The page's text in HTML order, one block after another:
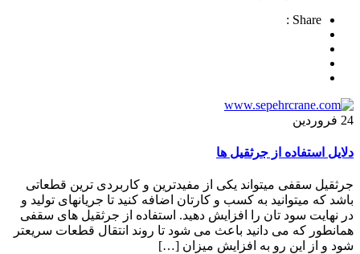
Share :
24 فروردین
دلایل استفاده از جرثقیل ها
جرثقیل سقفی میتواند یکی از مفیدترین و کاربردی ترین قطعاتی
باشد که میتوانید به کسب و کارتان اضافه کنید تا جریانهای تولید و
در نهایت سود تان را افزایش دهید. استفاده از جرثقیل های سقفی
همانطور که می دانید باعث می شود تا روند انتقال قطعات سریعتر
شود و از این رو به افزایش میزان […]